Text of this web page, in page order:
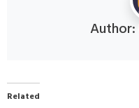
Author:
Related